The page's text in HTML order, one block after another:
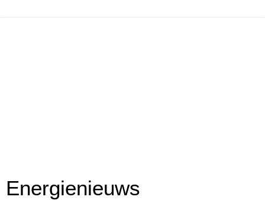
Energienieuws